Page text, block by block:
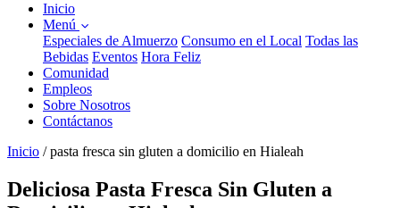
Inicio
Menú
Especiales de Almuerzo Consumo en el Local Todas las
Bebidas Eventos Hora Feliz
Comunidad
Empleos
Sobre Nosotros
Contáctanos
Inicio / pasta fresca sin gluten a domicilio en Hialeah
Deliciosa Pasta Fresca Sin Gluten a